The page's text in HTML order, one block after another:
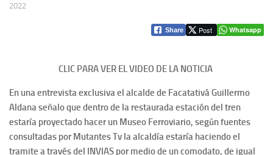
2022
Share Post Whatsapp
CLIC PARA VER EL VIDEO DE LA NOTICIA
En una entrevista exclusiva el alcalde de Facatativá Guillermo
Aldana señalo que dentro de la restaurada estación del tren
estaría proyectado hacer un Museo Ferroviario, según fuentes
consultadas por Mutantes Tv la alcaldía estaría haciendo el
tramite a través del INVIAS por medio de un comodato, de igual